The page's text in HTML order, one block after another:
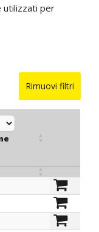
utilizzati per
Rimuovi filtri